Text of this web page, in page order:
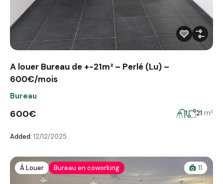
A louer Bureau de +-21m² – Perlé (Lu) –
600€/mois
Bureau
600€ 1 21 m²
Added: 12/12/2025
À Louer Bureau en coworking 11